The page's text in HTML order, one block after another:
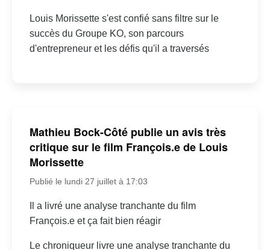
Louis Morissette s'est confié sans filtre sur le
succès du Groupe KO, son parcours
d'entrepreneur et les défis qu'il a traversés
Mathieu Bock-Côté publie un avis très
critique sur le film François.e de Louis
Morissette
Publié le lundi 27 juillet à 17:03
Il a livré une analyse tranchante du film
François.e et ça fait bien réagir
Le chroniqueur livre une analyse tranchante du